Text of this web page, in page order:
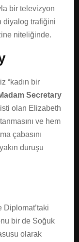
bir televizyon
diyalog trafiğini
niteliğinde.
“kadın bir
Secretary
olan Elizabeth
ve hem
çabasını
duruşu
Diplomat’taki
bir de Soğuk
olarak